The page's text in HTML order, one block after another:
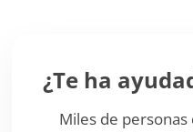
¿Te ha
Miles de personas